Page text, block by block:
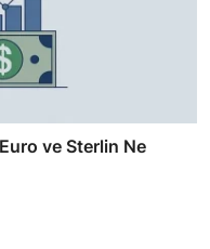
ve Sterlin Ne